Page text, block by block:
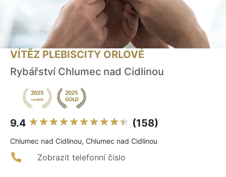
VÍTĚZ PLEBISCITY ORLOVÉ
Rybářství Chlumec nad Cidlinou
9.4 (158)
Chlumec nad Cidlinou, Chlumec nad Cidlinou
Zobrazit telefonní číslo